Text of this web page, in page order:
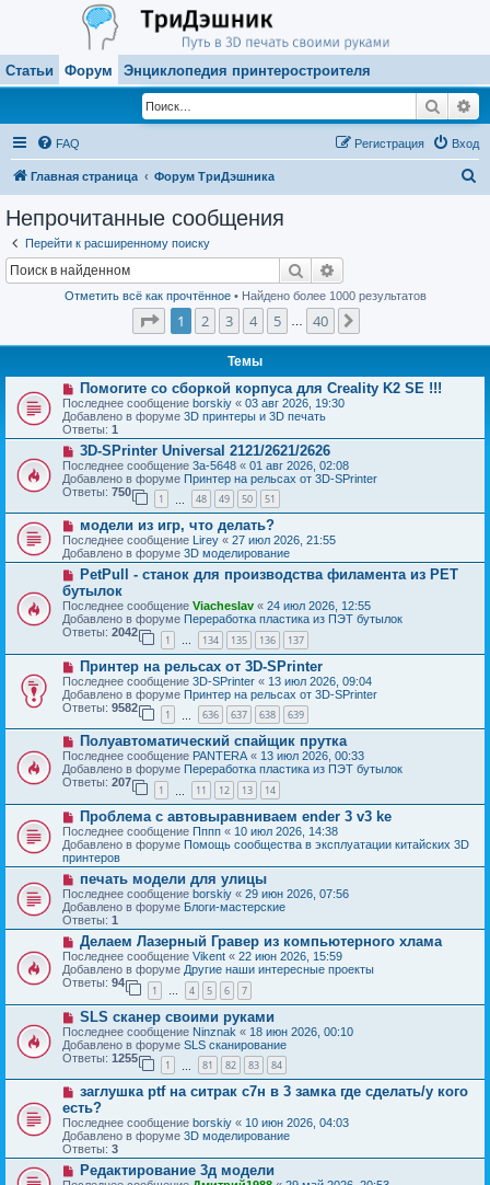
Статьи Форум Энциклопедия принтеростроителя
Поиск
FAQ Вход
Регистрация
Главная страница Форум ТриДэшника
Непрочитанные сообщения
Перейти к расширенному поиску
Поиск
Отметить всё как прочтённое• Найдено более 1000 результатов
Страница1 из
1 2 3 4 5 40
Темы
Н
о
в
о
е
с
о
о
б
е
н
и
е
Помогите со сборкой корпуса для Creality K2 SE !!!
Последнее сообщение borskiy « 03 авг 2026, 19:30
Добавлено в форуме 3D принтеры и 3D печать
Ответы: 1
Н
о
в
о
е
с
о
о
б
щ
е
н
и
е
3D-SPrinter Universal 2121/2621/2626
Последнее сообщение 3a-5648 « 01 авг 2026, 02:08
Добавлено в форуме Принтер на рельсах от 3D-SPrinter
Ответы: 750
1 48 49 50 51
Н
о
в
о
с
о
о
б
щ
е
и
е
модели из игр, что делать?
Последнее сообщение Lirey « 27 июл 2026, 21:55
Добавлено в форуме 3D моделирование
Н
в
о
е
с
о
б
щ
е
н
и
PetPull - cтанок для производства филамента из PET
бутылок
Последнее сообщение Viacheslav « 24 июл 2026, 12:55
Добавлено в форуме Переработка пластика из ПЭТ бутылок
Ответы: 2042
1 … 134 135 136 137
Н
о
в
о
е
с
о
б
щ
н
и
е
Принтер на рельсах от 3D-SPrinter
Последнее сообщение 3D-SPrinter « 13 июл 2026, 09:04
Добавлено в форуме Принтер на рельсах от 3D-SPrinter
Ответы: 9582
1 636 637 638 639
Н
о
в
о
с
о
б
щ
е
н
и
е
Полуавтоматический спайщик прутка
Последнее сообщение PANTERA« 13 июл 2026, 00:33
Добавлено в форуме Переработка пластика из ПЭТ бутылок
Ответы: 207
1 11 12 13 14
Н
о
в
о
е
с
о
о
б
щ
е
н
и
е
Проблема с автовыравниваем ender 3 v3 ke
Последнее сообщение Пппп « 10 июл 2026, 14:38
Добавлено в форуме Помощь сообщества в эксплуатации китайских 3D
принтеров
Н
о
в
о
е
с
о
о
б
е
н
и
е
печать модели для улицы
Последнее сообщение borskiy « 29 июн 2026, 07:56
Добавлено в форуме Блоги-мастерские
Ответы: 1
Н
о
в
о
е
с
о
о
б
щ
н
и
е
Делаем Лазерный Гравер из компьютерного хлама
Последнее сообщение Vikent « 22 июн 2026, 15:59
Добавлено в форуме Другие наши интересные проекты
Ответы: 94
1 … 4 5 6 7
Н
о
в
о
е
с
о
о
б
щ
е
н
SLS сканер своими руками
Последнее сообщение Ninznak « 18 июн 2026, 00:10
Добавлено в форуме SLS сканирование
Ответы: 1255
1 81 82 83 84
Н
в
о
е
с
о
о
заглушка ptf на ситрак с7н в 3 замка где сделать/у кого
есть?
Последнее сообщение borskiy « 10 июн 2026, 04:03
Добавлено в форуме 3D моделирование
Ответы: 3
Н
о
Редактирование 3д модели